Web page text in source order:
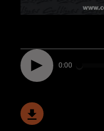
0:00